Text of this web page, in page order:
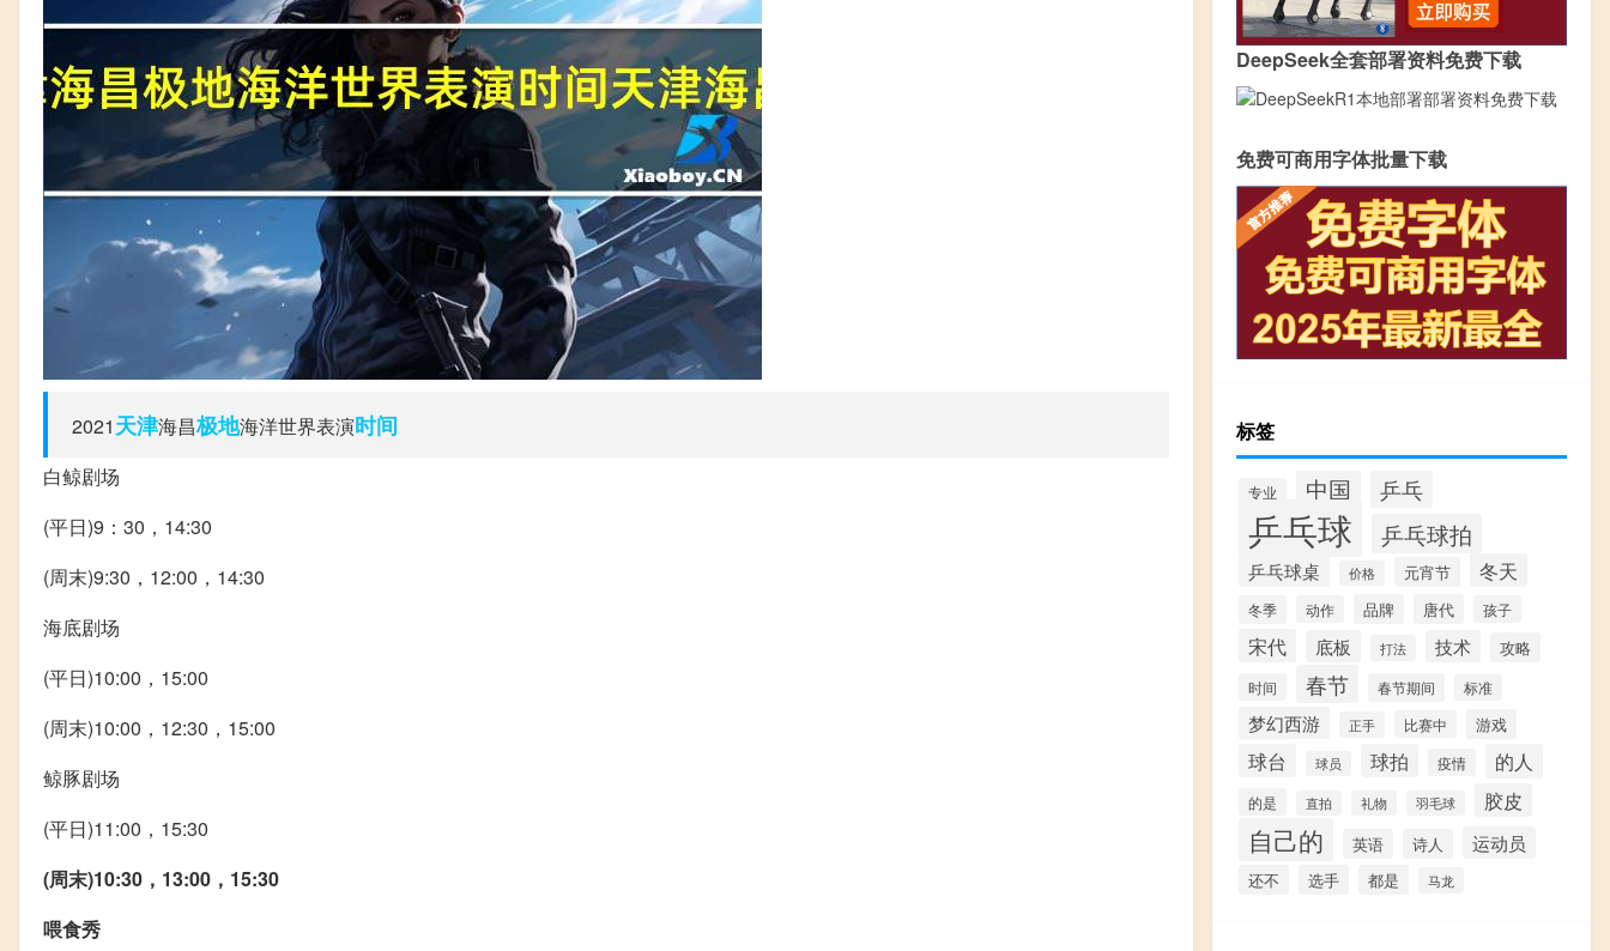
2021天津海昌极地海洋世界表演时间
白鲸剧场
(平日)9：30，14:30
(周末)9:30，12:00，14:30
海底剧场
(平日)10:00，15:00
(周末)10:00，12:30，15:00
鲸豚剧场
(平日)11:00，15:30
(周末)10:30，13:00，15:30
喂食秀
DeepSeek全套部署资料免费下载
免费可商用字体批量下载
标签
专业 中国 乒乓
乒乓球 乒乓球拍
乒乓球桌 价格 元宵节 冬天
冬季 动作 品牌 唐代 孩子
宋代 底板 打法 技术 攻略
时间 春节 春节期间 标准
梦幻西游 正手 比赛中 游戏
球台 球员 球拍 疫情 的人
的是 直拍 礼物 羽毛球 胶皮
自己的 英语 诗人 运动员
还不 选手 都是 马龙